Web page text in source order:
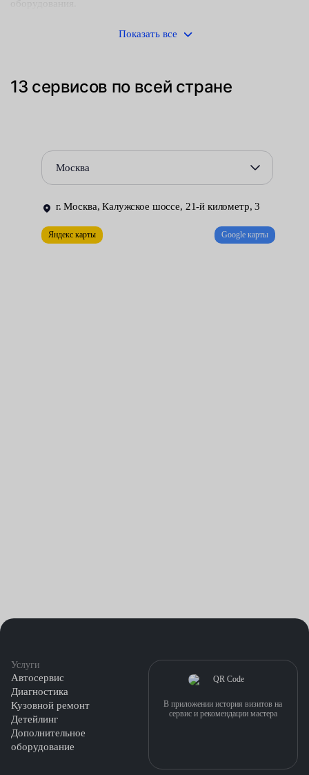
Вот некоторые особенности:
демонтаж воздуховодов, ведущих от воздушного фильтра
и турбины нагнетателя (если таковая имеется);
Показать все
13 сервисов по всей стране
Москва
г. Москва, Калужское шоссе, 21-й километр, 3
Яндекс карты Google карты
Услуги
Автосервис
Диагностика
Кузовной ремонт
Детейлинг
Дополнительное
оборудование
В приложении история визитов на
сервис и рекомендации мастера